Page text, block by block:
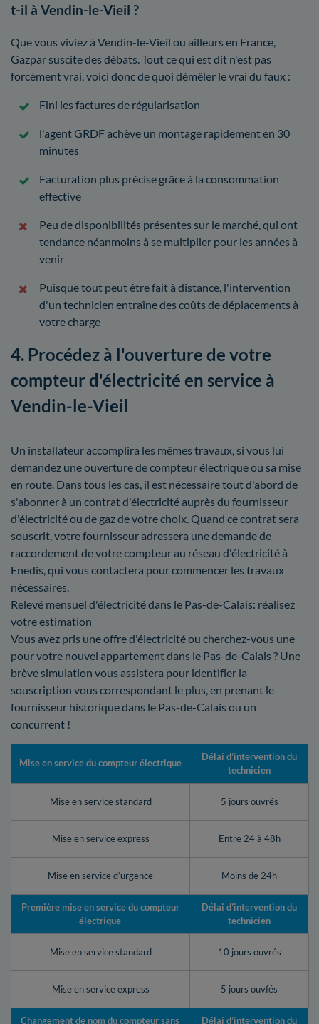
t-il à Vendin-le-Vieil ?
Que vous viviez à Vendin-le-Vieil ou ailleurs en France,
Gazpar suscite des débats. Tout ce qui est dit n'est pas
forcément vrai, voici donc de quoi démêler le vrai du faux :
Fini les factures de régularisation
l'agent GRDF achève un montage rapidement en 30
minutes
Facturation plus précise grâce à la consommation
effective
Peu de disponibilités présentes sur le marché, qui ont
tendance néanmoins à se multiplier pour les années à
venir
Puisque tout peut être fait à distance, l'intervention
d'un technicien entraîne des coûts de déplacements à
votre charge
4. Procédez à l'ouverture de votre
compteur d'électricité en service à
Vendin-le-Vieil
Un installateur accomplira les mêmes travaux, si vous lui
demandez une ouverture de compteur électrique ou sa mise
en route. Dans tous les cas, il est nécessaire tout d'abord de
s'abonner à un contrat d'électricité auprès du fournisseur
d'électricité ou de gaz de votre choix. Quand ce contrat sera
souscrit, votre fournisseur adressera une demande de
raccordement de votre compteur au réseau d'électricité à
Enedis, qui vous contactera pour commencer les travaux
nécessaires.
Relevé mensuel d'électricité dans le Pas-de-Calais: réalisez
votre estimation
Vous avez pris une offre d'électricité ou cherchez-vous une
pour votre nouvel appartement dans le Pas-de-Calais ? Une
brève simulation vous assistera pour identifier la
souscription vous correspondant le plus, en prenant le
fournisseur historique dans le Pas-de-Calais ou un
concurrent !
Mise en service du compteur électrique
Délai d’intervention du
technicien
Mise en service standard 5 jours ouvrés
Mise en service express Entre 24 à 48h
Mise en service d’urgence Moins de 24h
Première mise en service du compteur
électrique
Délai d’intervention du
technicien
Mise en service standard 10 jours ouvrés
Mise en service express 5 jours ouvfés
Changement de nom du compteur sans
Délai d’intervention du